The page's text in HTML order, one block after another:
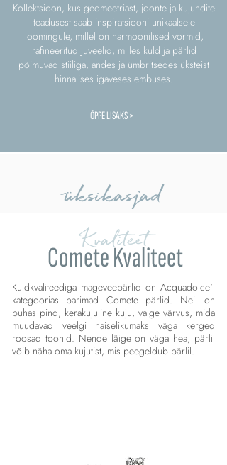
Kollektsioon, kus geomeetriast, joonte ja kujundite
teadusest saab inspiratsiooni unikaalsele
loomingule, millel on harmoonilised vormid,
rafineeritud juveelid, milles kuld ja pärlid
põimuvad stiiliga, andes ja ümbritsedes üksteist
hinnalises igaveses embuses.
ÕPPE LISAKS >
üksikasjad
Kvaliteet
Comete Kvaliteet
Kuldkvaliteediga mageveepärlid on Acquadolce'i
kategoorias parimad Comete pärlid. Neil on
puhas pind, kerakujuline kuju, valge värvus, mida
muudavad veelgi naiselikumaks väga kerged
roosad toonid. Nende läige on väga hea, pärlil
võib näha oma kujutist, mis peegeldub pärlil.